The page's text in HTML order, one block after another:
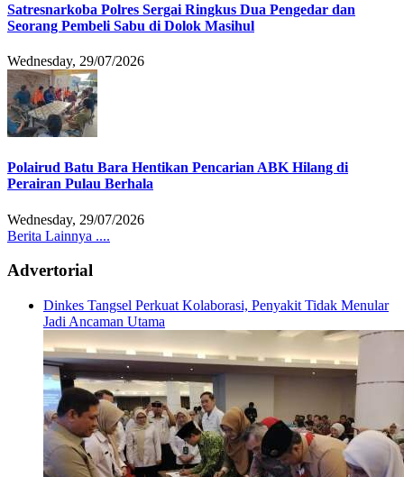
Satresnarkoba Polres Sergai Ringkus Dua Pengedar dan
Seorang Pembeli Sabu di Dolok Masihul
Wednesday, 29/07/2026
Polairud Batu Bara Hentikan Pencarian ABK Hilang di
Perairan Pulau Berhala
Wednesday, 29/07/2026
Berita Lainnya ....
Advertorial
Dinkes Tangsel Perkuat Kolaborasi, Penyakit Tidak Menular
Jadi Ancaman Utama